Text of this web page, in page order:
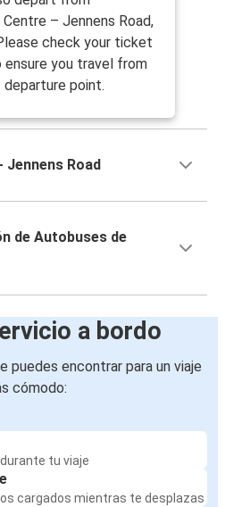
Centre – Jennens Road,
check your ticket
you travel from
point.
Jennens Road
de Autobuses de
a bordo
puedes encontrar para un viaje
cómodo:
tu viaje
cargados mientras te desplazas